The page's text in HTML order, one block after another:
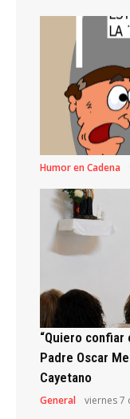
Humor en Cadena
“Quiero confiar
Padre Oscar
Cayetano
General viernes 7